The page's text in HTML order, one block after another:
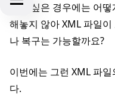
하고 싶은 경우에는 어
해놓지 않아 XML 파일
나 복구는 가능할까요?
이번에는 그런 XML 파
다.